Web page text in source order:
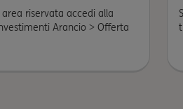
riservata accedi alla
Arancio > Offerta